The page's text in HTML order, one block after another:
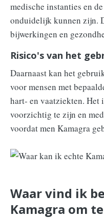
medische instanties en
onduidelijk kunnen zijn.
bijwerkingen en
Risico's van het
Daarnaast kan het
voor mensen met
hart- en vaatziekten. Het
voorzichtig te zijn en
voordat men Kamagra
Waar vind ik
Kamagra om